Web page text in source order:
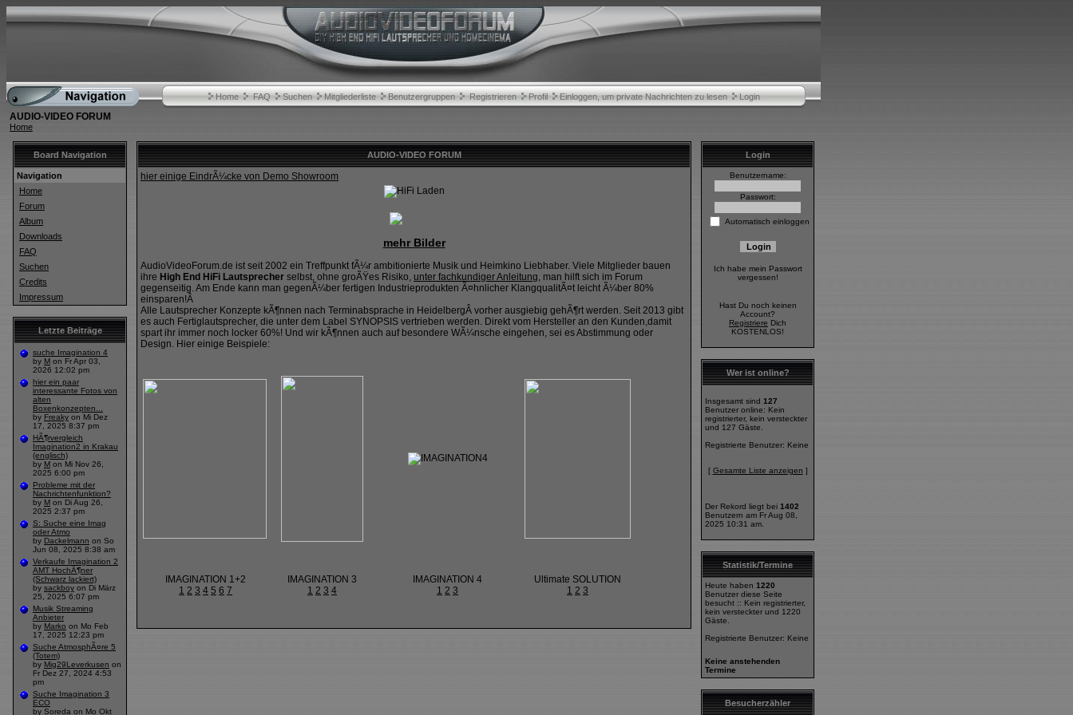
Home FAQ Suchen Mitgliederliste Benutzergruppen Registrieren Profil Einloggen, um private Nachrichten zu lesen Login
AUDIO-VIDEO FORUM
Home
Board Navigation
Navigation
Home
Forum
Album
Downloads
FAQ
Suchen
Credits
Impressum
Letzte Beiträge
suche Imagination 4
by M on Fr Apr 03,
2026 12:02 pm
hier ein paar
interessante Fotos von
alten
Boxenkonzepten...
by Freaky on Mi Dez
17, 2025 8:37 pm
HÃ¶rvergleich
Imagination2 in Krakau
(englisch)
by M on Mi Nov 26,
2025 6:00 pm
Probleme mit der
Nachrichtenfunktion?
by M on Di Aug 26,
2025 2:37 pm
S: Suche eine Imag
oder Atmo
by Dackelmann on So
Jun 08, 2025 8:38 am
Verkaufe Imagination 2
AMT HochÃ¶ner
(Schwarz lackiert)
by sackboy on Di März
25, 2025 6:07 pm
Musik Streaming
Anbieter
by Marko on Mo Feb
17, 2025 12:23 pm
Suche AtmosphÃ¤re 5
(Totem)
by Mig29Leverkusen on
Fr Dez 27, 2024 4:53
pm
Suche Imagination 3
ECO
by Soreda on Mo Okt
AUDIO-VIDEO FORUM
hier einige EindrÃ¼cke von Demo Showroom
mehr Bilder
AudioVideoForum.de ist seit 2002 ein Treffpunkt fÃ¼r ambitionierte Musik und Heimkino Liebhaber. Viele Mitglieder bauen
ihre High End HiFi Lautsprecher selbst, ohne groÃŸes Risiko, unter fachkundiger Anleitung, man hilft sich im Forum
gegenseitig. Am Ende kann man gegenÃ¼ber fertigen Industrieprodukten Ã¤hnlicher KlangqualitÃ¤t leicht Ã¼ber 80%
einsparen!Â
Alle Lautsprecher Konzepte kÃ¶nnen nach Terminabsprache in HeidelbergÂ vorher ausgiebig gehÃ¶rt werden. Seit 2013 gibt
es auch Fertiglautsprecher, die unter dem Label SYNOPSIS vertrieben werden. Direkt vom Hersteller an den Kunden,damit
spart ihr immer noch locker 60%! Und wir kÃ¶nnen auch auf besondere WÃ¼nsche eingehen, sei es Abstimmung oder
Design. Hier einige Beispiele:
IMAGINATION 1+2
1 2 3 4 5 6 7
IMAGINATION 3
1 2 3 4
IMAGINATION 4
1 2 3
Ultimate SOLUTION
1 2 3
Login
Benutzername:
Passwort:
Automatisch einloggen
Ich habe mein Passwort
vergessen!
Hast Du noch keinen
Account?
Registriere Dich
KOSTENLOS!
Wer ist online?
Insgesamt sind 127
Benutzer online: Kein
registrierter, kein versteckter
und 127 Gäste.
Registrierte Benutzer: Keine
[ Gesamte Liste anzeigen ]
Der Rekord liegt bei 1402
Benutzern am Fr Aug 08,
2025 10:31 am.
Statistik/Termine
Heute haben 1220
Benutzer diese Seite
besucht :: Kein registrierter,
kein versteckter und 1220
Gäste.
Registrierte Benutzer: Keine
Keine anstehenden
Termine
Besucherzähler